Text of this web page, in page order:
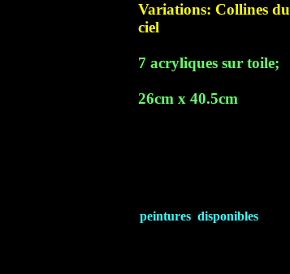
Variations: Collines du
ciel
7 acryliques sur toile;
26cm x 40.5cm
peintures disponibles